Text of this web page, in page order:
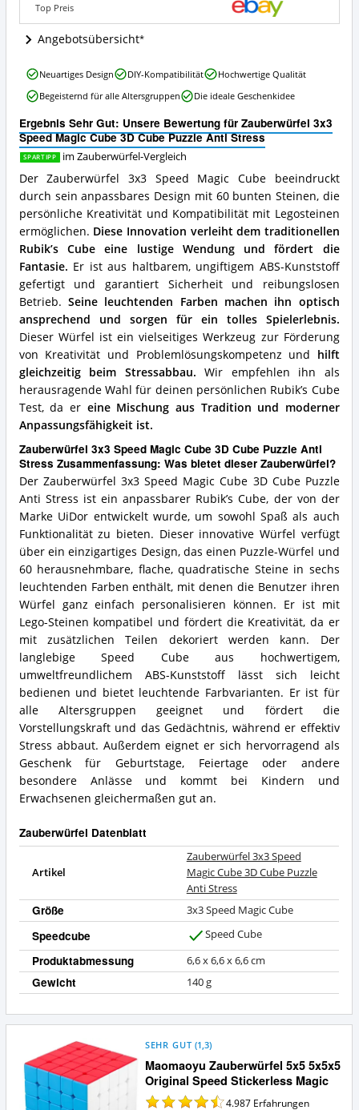
Puzzle
Anti
Stress
Wo
ist
dieser
erhältlich?
Top Preis
Angebotsübersicht
Ergebnis Sehr Gut: Unsere Bewertung für Zauberwürfel 3x3
Speed Magic Cube 3D Cube Puzzle Anti Stress
SPARTIPP im Zauberwürfel-Vergleich
Der Zauberwürfel 3x3 Speed Magic Cube beeindruckt
durch sein anpassbares Design mit 60 bunten Steinen, die
persönliche Kreativität und Kompatibilität mit Legosteinen
ermöglichen. Diese Innovation verleiht dem traditionellen
Rubik’s Cube eine lustige Wendung und fördert die
Fantasie. Er ist aus haltbarem, ungiftigem ABS-Kunststoff
gefertigt und garantiert Sicherheit und reibungslosen
Betrieb.Seine leuchtenden Farben machen ihn optisch
ansprechend und sorgen für ein tolles Spielerlebnis.
Dieser Würfel ist ein vielseitiges Werkzeug zur Förderung
von Kreativität und Problemlösungskompetenz und hilft
gleichzeitig beim Stressabbau. Wir empfehlen ihn als
herausragende Wahl für deinen persönlichen Rubik’s Cube
Test, da er eine Mischung aus Tradition und moderner
Anpassungsfähigkeit ist.
Zauberwürfel 3x3 Speed Magic Cube 3D Cube Puzzle Anti
Stress Zusammenfassung: Was bietet dieser Zauberwürfel?
Der Zauberwürfel 3x3 Speed Magic Cube 3D Cube Puzzle
Anti Stress ist ein anpassbarer Rubik’s Cube, der von der
Marke UiDor entwickelt wurde, um sowohl Spaß als auch
Funktionalität zu bieten. Dieser innovative Würfel verfügt
über ein einzigartiges Design, das einen Puzzle-Würfel und
60 herausnehmbare, flache, quadratische Steine in sechs
leuchtenden Farben enthält, mit denen die Benutzer ihren
Würfel ganz einfach personalisieren können. Er ist mit
Lego-Steinen kompatibel und fördert die Kreativität, da er
mit zusätzlichen Teilen dekoriert werden kann. Der
langlebige Speed Cube aus hochwertigem,
umweltfreundlichem ABS-Kunststoff lässt sich leicht
bedienen und bietet leuchtende Farbvarianten. Er ist für
alle Altersgruppen geeignet und fördert die
Vorstellungskraft und das Gedächtnis, während er effektiv
Stress abbaut. Außerdem eignet er sich hervorragend als
Geschenk für Geburtstage, Feiertage oder andere
besondere Anlässe und kommt bei Kindern und
Erwachsenen gleichermaßen gut an.
Zauberwürfel Datenblatt
Artikel
Zauberwürfel 3x3 Speed
Magic Cube 3D Cube Puzzle
Anti Stress
Größe 3x3 Speed Magic Cube
Speedcube
a
Speed Cube
Produktabmessung 6,6 x 6,6 x 6,6 cm
Gewicht 140 g
Zauberwürfel
3x3
Speed
Cube
3D
Cube
Puzzle
Anti
Stress
Vorteile:
Was
spricht
für
diesen
Zauberwürfel?
Neuartiges Design DIY-Kompatibilität
Hochwertige Qualität
Begeisternd für alle Altersgruppen
Die ideale Geschenkidee
Maomaoyu Zauberwürfel 5x5 5x5x5
Original Speed Stickerless Magic
SEHR GUT (1,3)
4.987 Erfahrungen